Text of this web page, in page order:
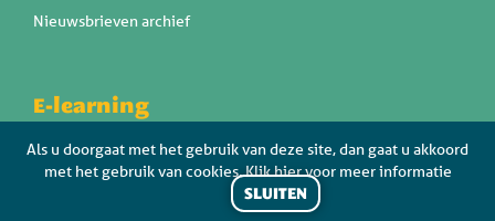
Nieuwsbrieven archief
E-learning
Ga direct naar de portal
Als u doorgaat met het gebruik van deze site, dan gaat u akkoord
met het gebruik van cookies. Klik hier voor meer informatie
SLUITEN